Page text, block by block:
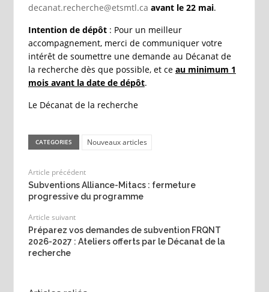
decanat.recherche@etsmtl.ca avant le 22 mai.
Intention de dépôt: Pour un meilleur
accompagnement, merci de communiquer votre
intérêt de soumettre une demande au Décanat de
la recherche dès que possible, et ce au minimum 1
mois avant la date de dépôt.
Le Décanat de la recherche
CATEGORIES Nouveaux articles
Article précédent
Subventions Alliance-Mitacs : fermeture
progressive du programme
Article suivant
Préparez vos demandes de subvention FRQNT
2026-2027 : Ateliers offerts par le Décanat de la
recherche